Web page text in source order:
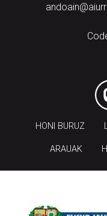
HONI BURUZ
ARAUAK